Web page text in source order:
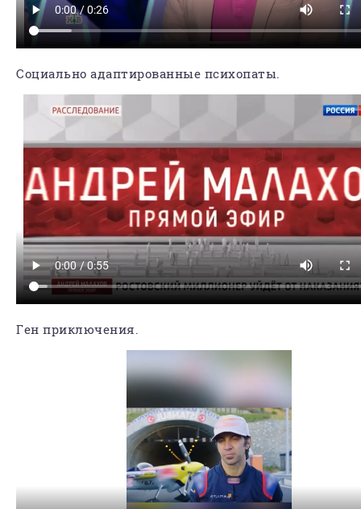
Социально адаптированные психопаты.
Ген приключения.